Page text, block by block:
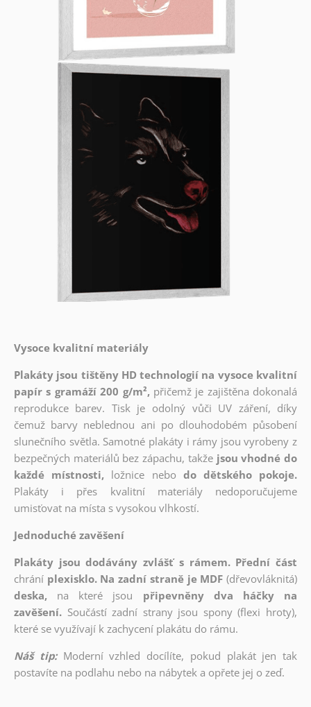
Vysoce kvalitní materiály
Plakáty jsou tištěny HD technologií na vysoce kvalitní
papír s gramáží 200 g/m², přičemž je zajištěna dokonalá
reprodukce barev. Tisk je odolný vůči UV záření, díky
čemuž barvy neblednou ani po dlouhodobém působení
slunečního světla. Samotné plakáty i rámy jsou vyrobeny z
bezpečných materiálů bez zápachu, takže jsou vhodné do
každé místnosti, ložnice nebo do dětského pokoje.
Plakáty i přes kvalitní materiály nedoporučujeme
umisťovat na místa s vysokou vlhkostí.
Jednoduché zavěšení
Plakáty jsou dodávány zvlášť s rámem. Přední část
chrání plexisklo. Na zadní straně je MDF (dřevovláknitá)
deska,
na které jsou
připevněny dva háčky na
zavěšení. Součástí zadní strany jsou spony (flexi hroty),
které se využívají k zachycení plakátu do rámu.
Náš tip: Moderní vzhled docílíte, pokud plakát jen tak
postavíte na podlahu nebo na nábytek a opřete jej o zeď.